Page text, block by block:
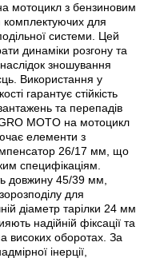
мотоцикл з бензиновим
для
системи. Цей
динаміки розгону та
зношування
Використання у
гарантує стійкість
та перепадів
MOTO на мотоцикл
елементи з
26/17 мм, що
специфікаціям.
довжину 45/39 мм,
для
діаметр тарілки 24 мм
надійній фіксації та
високих оборотах. За
інерції,